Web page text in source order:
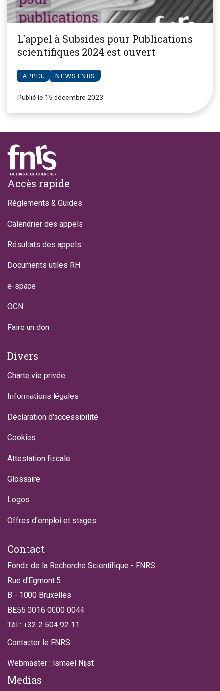
L'appel à Subsides pour Publications
scientifiques 2024 est ouvert
APPEL NEWS FNRS
Publié le 15 décembre 2023
Footer
Accès rapide
Règlements & Guides
Calendrier des appels
Résultats des appels
Documents utiles RH
e-space
OCN
Faire un don
Divers
Charte vie privée
Informations légales
Déclaration d'accessibilité
Cookies
Attestation fiscale
Glossaire
Logos
Offres d'emploi et stages
Contact
Fonds de la Recherche Scientifique - FNRS
Rue d’Egmont 5
B - 1000 Bruxelles
BE55 0016 0000 0044
Tél : +32 2 504 92 11
Contacter le FNRS
Webmaster : Ismaël Nijst
Medias